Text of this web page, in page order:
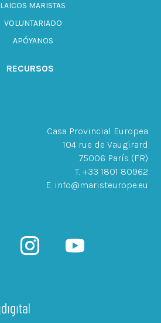
LAICOS MARISTAS
VOLUNTARIADO
APÓYANOS
RECURSOS
Casa Provincial Europea
104 rue de Vaugirard
75006 París (FR)
T. +33 1801 80962
E. info@maristeurope.eu